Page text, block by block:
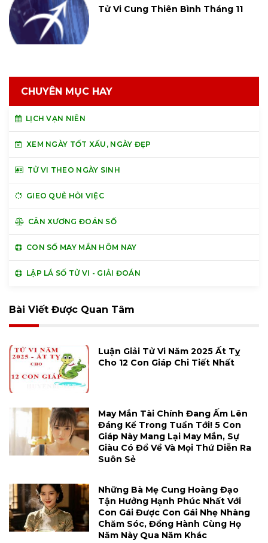
Tử Vi Cung Thiên Bình Tháng 11
CHUYÊN MỤC HAY
LỊCH VẠN NIÊN
XEM NGÀY TỐT XẤU, NGÀY ĐẸP
TỬ VI THEO NGÀY SINH
GIEO QUẺ HỎI VIỆC
CÂN XƯƠNG ĐOÁN SỐ
CON SỐ MAY MẮN HÔM NAY
LẬP LÁ SỐ TỬ VI - GIẢI ĐOÁN
Bài Viết Được Quan Tâm
Luận Giải Tử Vi Năm 2025 Ất Tỵ
Cho 12 Con Giáp Chi Tiết Nhất
May Mắn Tài Chính Đang Ấm Lên
Đáng Kể Trong Tuần Tới! 5 Con
Giáp Này Mang Lại May Mắn, Sự
Giàu Có Đổ Về Và Mọi Thứ Diễn Ra
Suôn Sẻ
Những Bà Mẹ Cung Hoàng Đạo
Tận Hưởng Hạnh Phúc Nhất Với
Con Gái Được Con Gái Nhẹ Nhàng
Chăm Sóc, Đồng Hành Cùng Họ
Năm Này Qua Năm Khác